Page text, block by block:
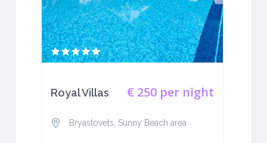
€ 250 per night
Royal Villas
Bryastovets, Sunny Beach area